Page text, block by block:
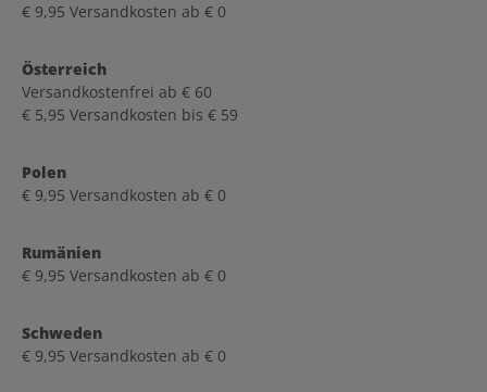
€ 9,95 Versandkosten ab € 0
Österreich
Versandkostenfrei ab € 60
€ 5,95 Versandkosten bis € 59
Polen
€ 9,95 Versandkosten ab € 0
Rumänien
€ 9,95 Versandkosten ab € 0
Schweden
€ 9,95 Versandkosten ab € 0